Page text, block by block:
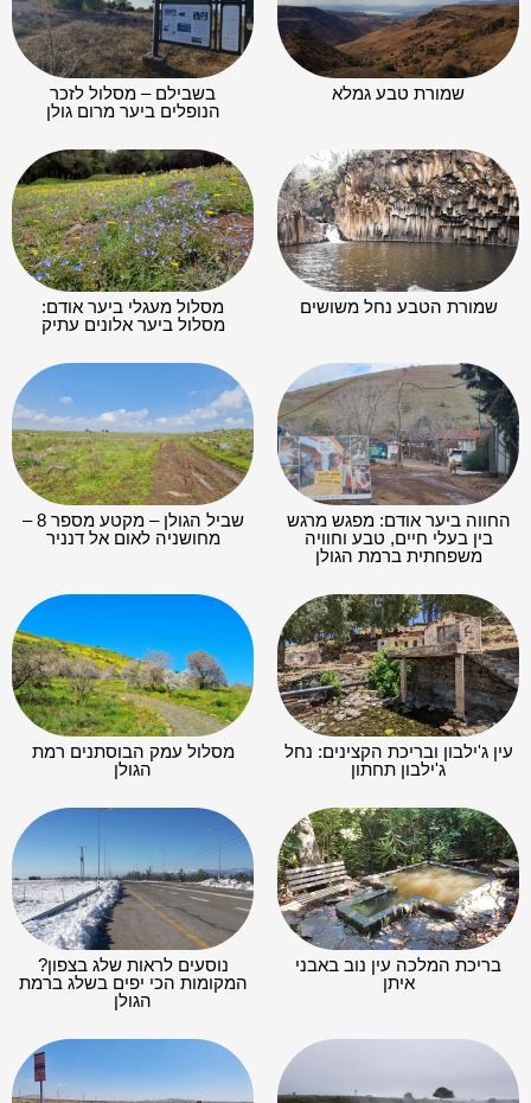
שמורת טבע גמלא
בשבילם – מסלול לזכר
הנופלים ביער מרום גולן
שמורת הטבע נחל משושים
מסלול מעגלי ביער אודם:
מסלול ביער אלונים עתיק
החווה ביער אודם: מפגש מרגש
בין בעלי חיים, טבע וחוויה
משפחתית ברמת הגולן
שביל הגולן – מקטע מספר 8 –
מחושניה לאום אל דנניר
עין ג'ילבון ובריכת הקצינים: נחל
ג'ילבון תחתון
מסלול עמק הבוסתנים רמת
הגולן
בריכת המלכה עין נוב באבני
איתן
נוסעים לראות שלג בצפון?
המקומות הכי יפים בשלג ברמת
הגולן